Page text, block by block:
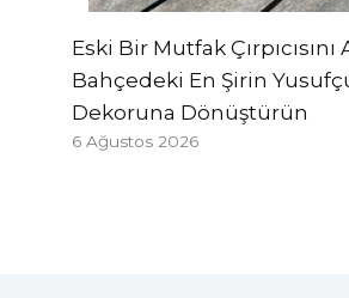
Eski Bir Mutfak Çırpıcısını
Bahçedeki En Şirin
Dekoruna Dönüştürün
6 Ağustos 2026